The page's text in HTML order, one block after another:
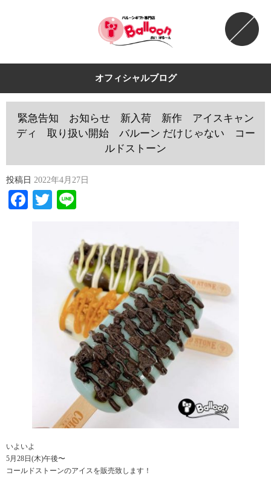
オフィシャルブログ
緊急告知 お知らせ 新入荷 新作 アイスキャン
ディ 取り扱い開始 バルーン だけじゃない コー
ルドストーン
投稿日 2022年4月27日
Facebook
Twitter
いよいよ
5月28日(木)午後〜
コールドストーンのアイスを販売致します！